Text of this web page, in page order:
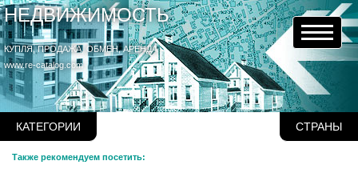
НЕДВИЖИМОСТЬ
КУПЛЯ, ПРОДАЖА, ОБМЕН, АРЕНДА
www.re-catalog.com
КАТЕГОРИИ СТРАНЫ
Также рекомендуем посетить: